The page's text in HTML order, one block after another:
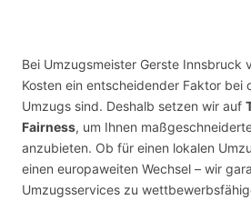
Bei Umzugsmeister Gerste Innsbruck
Kosten ein entscheidender Faktor bei
Umzugs sind. Deshalb setzen wir auf
Fairness, um Ihnen
anzubieten. Ob für einen lokalen
einen europaweiten Wechsel – wir
Umzugsservices zu